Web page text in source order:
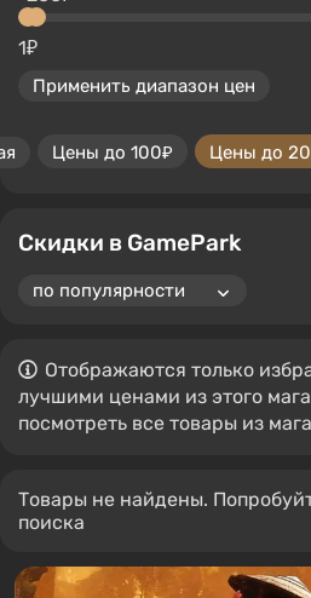
1₽
Применить диапазон цен
Цены до 100₽ Цены до
Скидки в GamePark
Отображаются только
лучшими ценами из этого
посмотреть все товары из
Товары не найдены.
поиска